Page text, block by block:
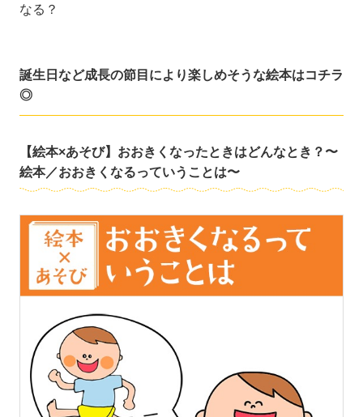
なる？
誕生日など成長の節目により楽しめそうな絵本はコチラ
◎
【絵本×あそび】おおきくなったときはどんなとき？〜
絵本／おおきくなるっていうことは〜